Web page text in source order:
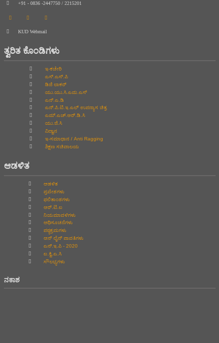
+91 - 0836 -2447750 / 2215201
KUD Webmail
ತ್ವರಿತ ಕೊಂಡಿಗಳು
ಇ-ಕಚೇರಿ
ಎಸ್.ಎಸ್.ಪಿ
ಡಿಜಿ ಲಾಕರ್
ಯು.ಯು.ಸಿ.ಎಮ.ಎಸ್
ಎನ್.ಎ.ಡಿ
ಎನ್.ಪಿ.ಟಿ.ಇ.ಎಲ್‌ ಉಪನ್ಯಾಸ ಚಿತ್ರ
ಎಮ್.ಎಚ್.ಆರ್.ಡಿ.ಸಿ
ಯು.ಜಿ.ಸಿ
ವಿದ್ವಾನ
ಇ-ಸಮಾಧಾನ / Anti Ragging
ಶಿಕ್ಷಣ ಸಚಿವಾಲಯ
ಆಡಳಿತ
ಆಡಳಿತ
ಪ್ರವೇಶಗಳು
ಫಲಿತಾಂಶಗಳು
ಆರ್.ಟಿ.ಐ
ನಿಯಮಾವಳಿಗಳು
ಅಧಿಸೂಚನೆಗಳು
ಪಠ್ಯಕ್ರಮಗಳು
ಆನ್‌ ಲೈನ್‌ ಪಾವತಿಗಳು
ಎನ್.ಇ.ಪಿ - 2020
ಐ.ಕ್ವಿ.ಎ.ಸಿ
ಸೌಲಭ್ಯಗಳು
ನಕಾಶ